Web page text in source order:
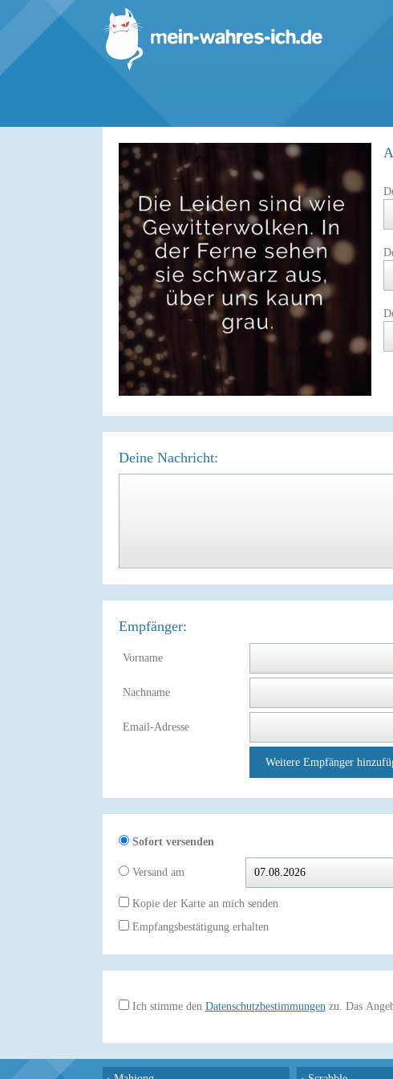
Deine Nachricht:
Empfänger:
Vorname
Nachname
Email-Adresse
Weitere Empfänger
Sofort versenden
Versand am
Kopie der Karte an mich senden
Empfangsbestätigung erhalten
Ich stimme den Datenschutzbestimmungen zu. Das